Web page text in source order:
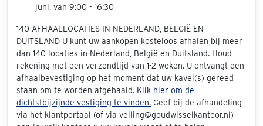
juni, van 9:00 - 16:30
140 AFHAALLOCATIES IN NEDERLAND, BELGIË EN
DUITSLAND U kunt uw aankopen kosteloos afhalen bij meer
dan 140 locaties in Nederland, België en Duitsland. Houd
rekening met een verzendtijd van 1-2 weken. U ontvangt een
afhaalbevestiging op het moment dat uw kavel(s) gereed
staan om te worden afgehaald. Klik hier om de
dichtstbijzijnde vestiging te vinden. Geef bij de afhandeling
via het klantportaal (of via veiling@goudwisselkantoor.nl)